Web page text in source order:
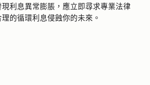
利息異常膨脹，應立即尋求專業法律
的循環利息侵蝕你的未來。